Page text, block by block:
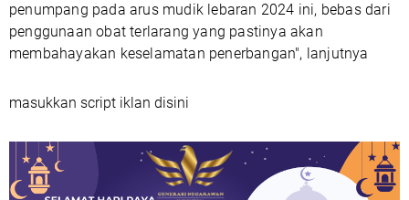
penumpang pada arus mudik lebaran 2024 ini, bebas dari
penggunaan obat terlarang yang pastinya akan
membahayakan keselamatan penerbangan", lanjutnya
masukkan script iklan disini